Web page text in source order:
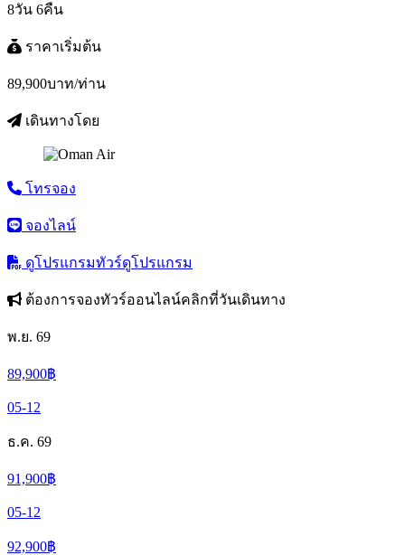
8วัน 6คืน
ราคาเริ่มต้น
89,900บาท/ท่าน
เดินทางโดย
โทรจอง
จองไลน์
ดูโปรแกรมทัวร์ดูโปรแกรม
ต้องการจองทัวร์ออนไลน์คลิกที่วันเดินทาง
พ.ย. 69
89,900฿
05-12
ธ.ค. 69
91,900฿
05-12
92,900฿